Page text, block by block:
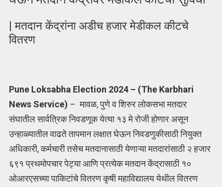
| मतदान केंद्रांना अडीच हजार मेडीकल कीटचे
वितरण
Pune Loksabha Election 2024 – (The Karbhari
News Service) – मावळ, पुणे व शिरुर लोकसभा मतदार
संघातील सार्वत्रिक निवडणूक येत्या १३ मे रोजी होणार असून
उन्हाळ्यातील वाढते तापमान लक्षात घेऊन निवडणुकीसाठी नियुक्त
अधिकारी, कर्मचारी तसेच मतदानासाठी येणाऱ्या मतदारांसाठी २ हजार
६९१ प्रथमोपचार पेट्या आणि प्रत्येक मतदान केंद्रासाठी १०
ओआरएसच्या पाकिटांचे वितरण कृषी महाविद्यालय येथील वितरण